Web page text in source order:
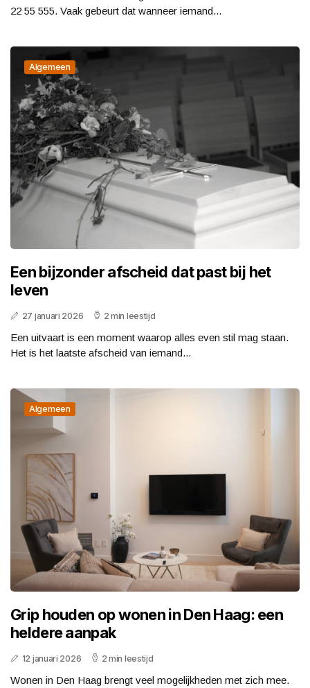
22 55 555. Vaak gebeurt dat wanneer iemand...
Algemeen
Een bijzonder afscheid dat past bij het
leven
27 januari 2026 2 min leestijd
Een uitvaart is een moment waarop alles even stil mag staan.
Het is het laatste afscheid van iemand...
Algemeen
Grip houden op wonen in Den Haag: een
heldere aanpak
12 januari 2026 2 min leestijd
Wonen in Den Haag brengt veel mogelijkheden met zich mee.